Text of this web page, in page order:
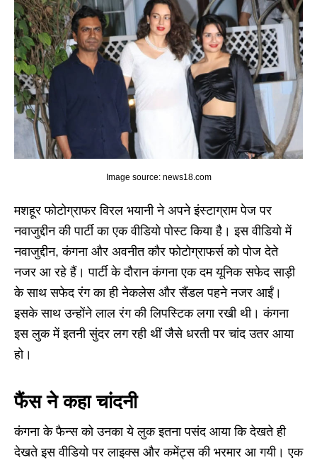
Image source: news18.com
मशहूर फोटोग्राफर विरल भयानी ने अपने इंस्टाग्राम पेज पर
नवाजुद्दीन की पार्टी का एक वीडियो पोस्ट किया है। इस वीडियो में
नवाजुद्दीन, कंगना और अवनीत कौर फोटोग्राफर्स को पोज देते
नजर आ रहे हैं। पार्टी के दौरान कंगना एक दम यूनिक सफेद साड़ी
के साथ सफेद रंग का ही नेकलेस और सैंडल पहने नजर आईं।
इसके साथ उन्होंने लाल रंग की लिपस्टिक लगा रखी थी। कंगना
इस लुक में इतनी सुंदर लग रही थीं जैसे धरती पर चांद उतर आया
हो।
फैंस ने कहा चांदनी
कंगना के फैन्स को उनका ये लुक इतना पसंद आया कि देखते ही
देखते इस वीडियो पर लाइक्स और कमेंट्स की भरमार आ गयी। एक